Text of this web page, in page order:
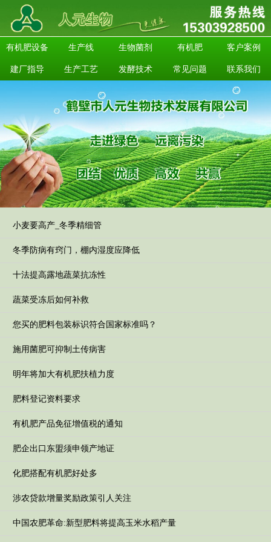
有机肥设备 生产线 生物菌剂 有机肥 客户案例
建厂指导 生产工艺 发酵技术 常见问题 联系我们
小麦要高产_冬季精细管
冬季防病有窍门，棚内湿度应降低
十法提高露地蔬菜抗冻性
蔬菜受冻后如何补救
您买的肥料包装标识符合国家标准吗？
施用菌肥可抑制土传病害
明年将加大有机肥扶植力度
肥料登记资料要求
有机肥产品免征增值税的通知
肥企出口东盟须申领产地证
化肥搭配有机肥好处多
涉农贷款增量奖励政策引人关注
中国农肥革命:新型肥料将提高玉米水稻产量